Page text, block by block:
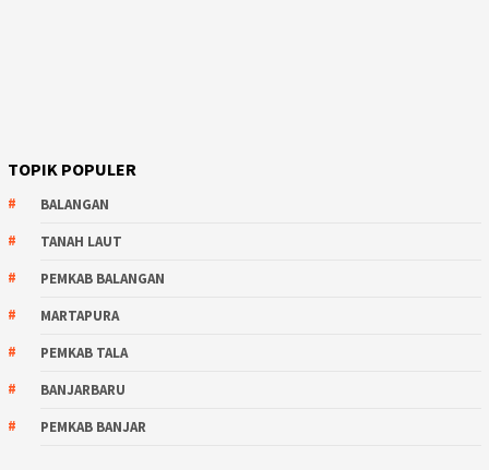
TOPIK POPULER
BALANGAN
TANAH LAUT
PEMKAB BALANGAN
MARTAPURA
PEMKAB TALA
BANJARBARU
PEMKAB BANJAR